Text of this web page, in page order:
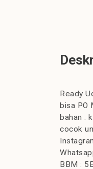
Ready
bisa PO
bahan :
cocok
BBM :